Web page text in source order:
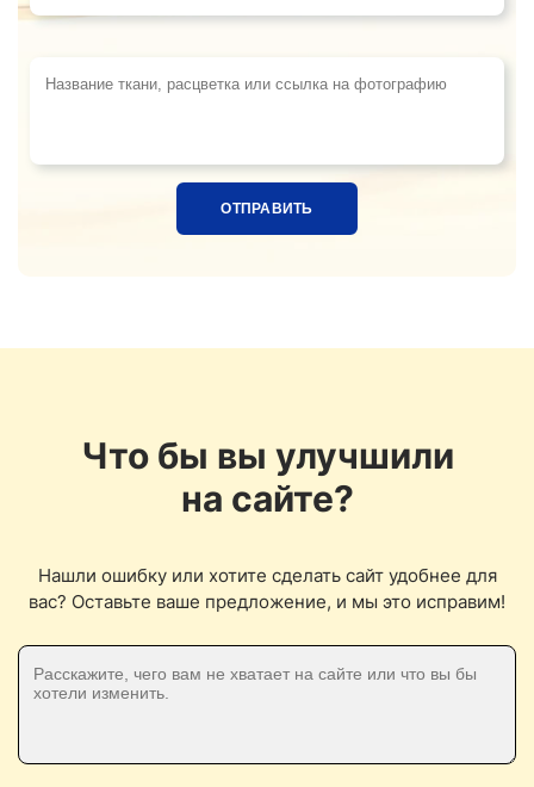
Что бы вы улучшили
на сайте?
Нашли ошибку или хотите сделать сайт удобнее для
вас? Оставьте ваше предложение, и мы это исправим!